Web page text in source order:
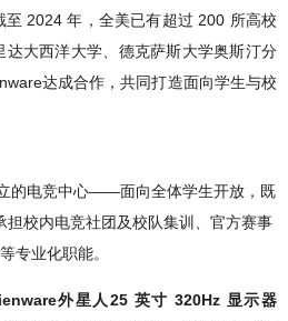
2024 年，全美已有超过 200 所高校
大西洋大学、德克萨斯大学奥斯汀分
达成合作，共同打造面向学生与校
的电竞中心——面向全体学生开放，既
担校内电竞社团及校队集训、官方赛事
专业化职能。
外星人25 英寸 320Hz 显示器